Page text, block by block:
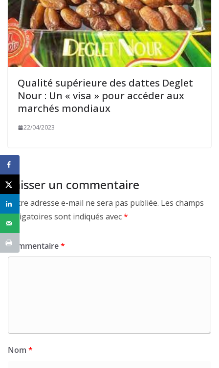
Qualité supérieure des dattes Deglet
Nour : Un « visa » pour accéder aux
marchés mondiaux
22/04/2023
Laisser un commentaire
Votre adresse e-mail ne sera pas publiée. Les champs
obligatoires sont indiqués avec*
Commentaire*
Nom *